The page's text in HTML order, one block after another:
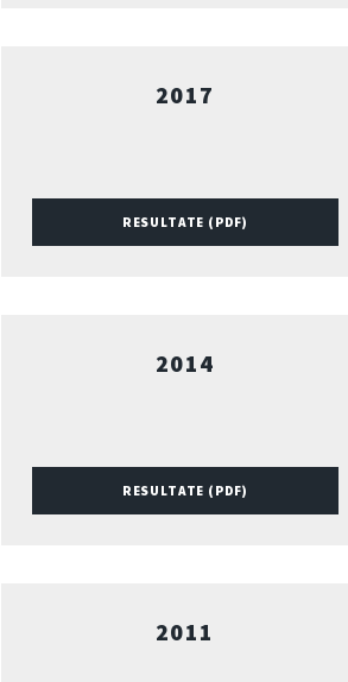
2017
RESULTATE (PDF)
2014
RESULTATE (PDF)
2011